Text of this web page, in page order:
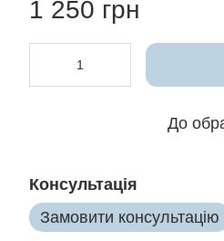
1 250 грн
До
Консультація
Замовити консультацію